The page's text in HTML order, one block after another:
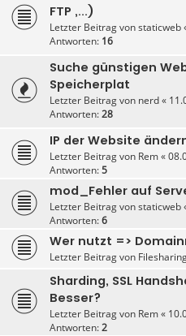
FTP ,...)
Letzter Beitrag vonstaticweb
Antworten: 16
Suche günstigen
Speicherplat
Letzter Beitrag von nerd«
Antworten:28
IP der Website
Letzter Beitrag von Rem«
Antworten:5
mod_Fehler auf
Letzter Beitrag vonstaticweb
Antworten:6
Wer nutzt =>
Letzter Beitrag von
Sharding, SSL
Besser?
Letzter Beitrag von Rem«
Antworten:2